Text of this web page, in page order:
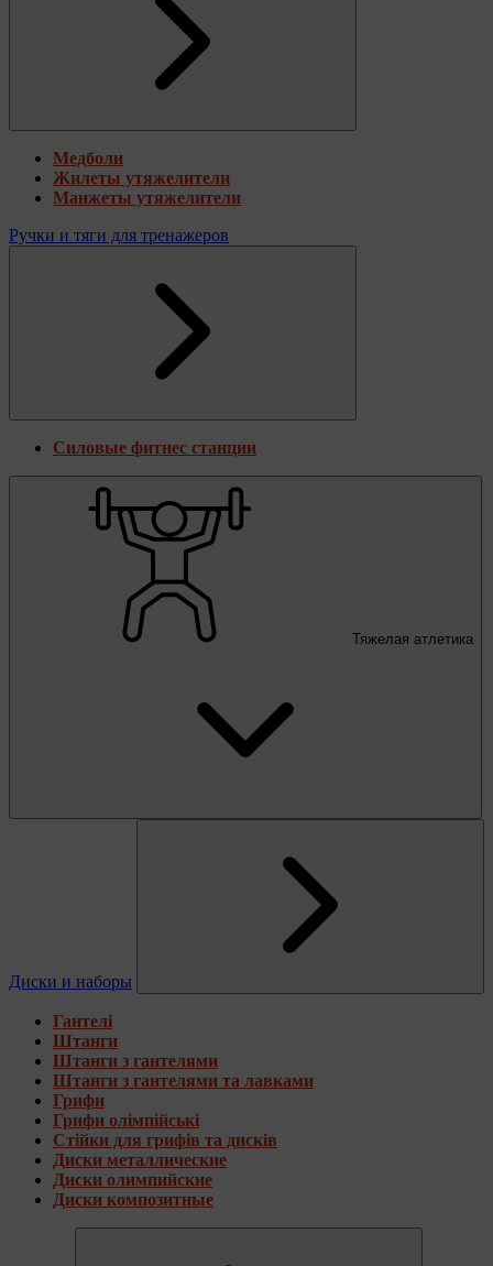
Медболи
Жилеты утяжелители
Манжеты утяжелители
Ручки и тяги для тренажеров
Силовые фитнес станции
Тяжелая атлетика
Диски и наборы
Гантелі
Штанги
Штанги з гантелями
Штанги з гантелями та лавками
Грифи
Грифи олімпійські
Стійки для грифів та дисків
Диски металлические
Диски олимпийские
Диски композитные